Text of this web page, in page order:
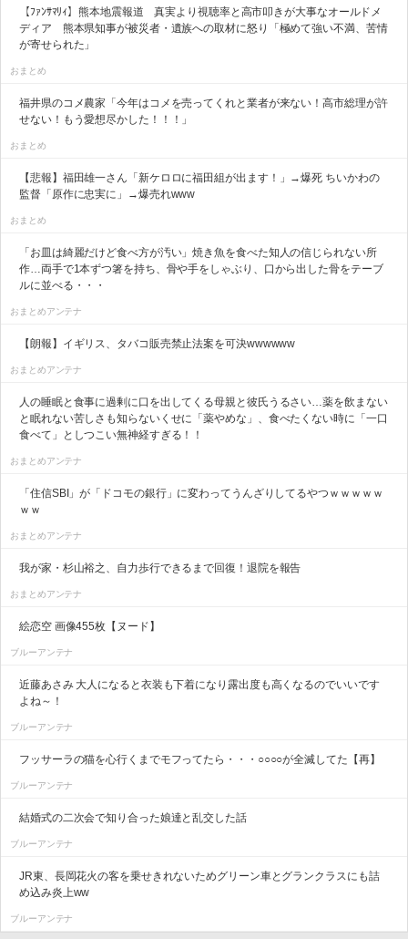
【ﾌｧﾝｻﾏﾘｨ】熊本地震報道 真実より視聴率と高市叩きが大事なオールドメ
ディア 熊本県知事が被災者・遺族への取材に怒り「極めて強い不満、苦情
が寄せられた」
おまとめ
福井県のコメ農家「今年はコメを売ってくれと業者が来ない！高市総理が許
せない！もう愛想尽かした！！！」
おまとめ
【悲報】福田雄一さん「新ケロロに福田組が出ます！」→爆死 ちいかわの
監督「原作に忠実に」→爆売れwww
おまとめ
「お皿は綺麗だけど食べ方が汚い」焼き魚を食べた知人の信じられない所
作…両手で1本ずつ箸を持ち、骨や手をしゃぶり、口から出した骨をテーブ
ルに並べる・・・
おまとめアンテナ
【朗報】イギリス、タバコ販売禁止法案を可決wwwwww
おまとめアンテナ
人の睡眠と食事に過剰に口を出してくる母親と彼氏うるさい…薬を飲まない
と眠れない苦しさも知らないくせに「薬やめな」、食べたくない時に「一口
食べて」としつこい無神経すぎる！！
おまとめアンテナ
「住信SBI」が「ドコモの銀行」に変わってうんざりしてるやつｗｗｗｗｗ
ｗｗ
おまとめアンテナ
我が家・杉山裕之、自力歩行できるまで回復！退院を報告
おまとめアンテナ
絵恋空 画像455枚【ヌード】
ブルーアンテナ
近藤あさみ 大人になると衣装も下着になり露出度も高くなるのでいいです
よね～！
ブルーアンテナ
フッサーラの猫を心行くまでモフってたら・・・○○○○が全滅してた【再】
ブルーアンテナ
結婚式の二次会で知り合った娘達と乱交した話
ブルーアンテナ
JR東、長岡花火の客を乗せきれないためグリーン車とグランクラスにも詰
め込み炎上ww
ブルーアンテナ